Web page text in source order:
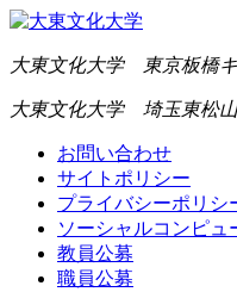
大東文化大学 東京板橋
大東文化大学 埼玉東松
お問い合わせ
サイトポリシー
プライバシーポリシ
ソーシャルコンピュ
教員公募
職員公募